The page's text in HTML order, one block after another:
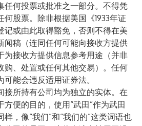
任何投票或批准之一部分。不得凭
股票。除非根据美国《1933年证
记或由此取得豁免，否则不得在美
闻稿（连同任何可能向接收方提供
为接收方提供信息参考用途（并非
购、处置或任何其他交易）。任何
能会违反适用证券法。
接所持有公司均为独立的实体。在
便的目的，使用“武田”作为武田
，像“我们”和“我们的”这类词语也